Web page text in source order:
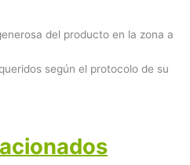
del producto en la zona a
según el protocolo de su